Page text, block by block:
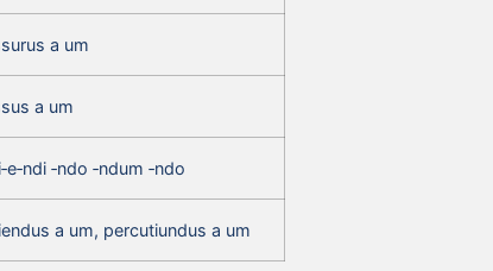
a um
a um
‑ndo ‑ndum ‑ndo
a um, percutiundus a um